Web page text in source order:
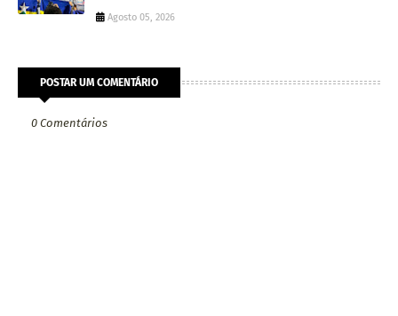
Agosto 05, 2026
POSTAR UM COMENTÁRIO
0 Comentários